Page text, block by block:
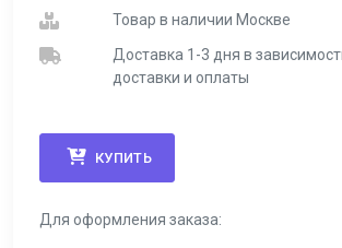
Товар в наличии Москве
Доставка 1-3 дня в
доставки и оплаты
КУПИТЬ
Для оформления заказа: